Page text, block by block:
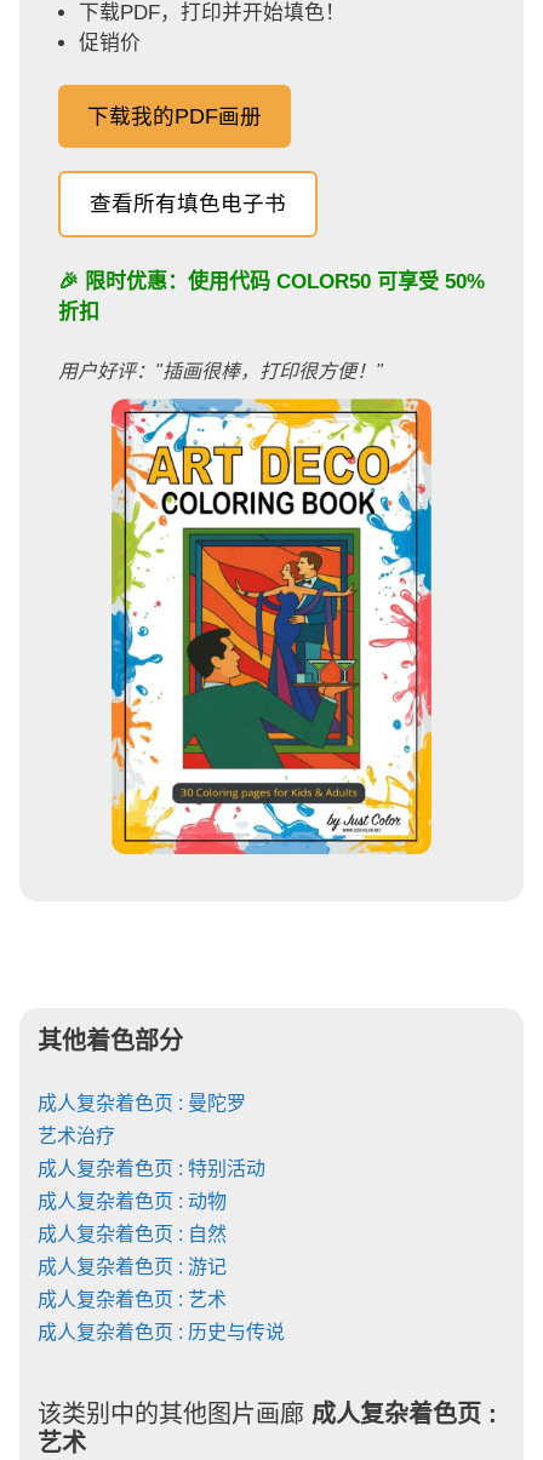
下载PDF，打印并开始填色！
促销价
下载我的PDF画册
查看所有填色电子书
🎉 限时优惠：使用代码 COLOR50 可享受 50%
折扣
用户好评："插画很棒，打印很方便！"
其他着色部分
成人复杂着色页 : 曼陀罗
艺术治疗
成人复杂着色页 : 特别活动
成人复杂着色页 : 动物
成人复杂着色页 : 自然
成人复杂着色页 : 游记
成人复杂着色页 : 艺术
成人复杂着色页 : 历史与传说
该类别中的其他图片画廊 成人复杂着色页 :
艺术